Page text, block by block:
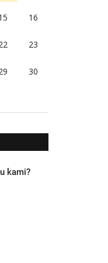
16
23
30
kami?